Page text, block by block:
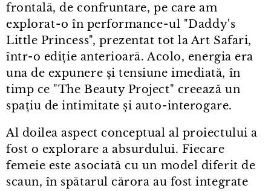
frontală, de confruntare, pe care am
explorat⁠-⁠o în performance⁠-⁠ul "Daddy's
Little Princess", prezentat tot la Art Safari,
într⁠-⁠o ediție anterioară. Acolo, energia era
una de expunere și tensiune imediată, în
timp ce "The Beauty Project" creează un
spațiu de intimitate și auto⁠-⁠interogare.
Al doilea aspect conceptual al proiectului a
fost o explorare a absurdului. Fiecare
femeie este asociată cu un model diferit de
scaun, în spătarul cărora au fost integrate